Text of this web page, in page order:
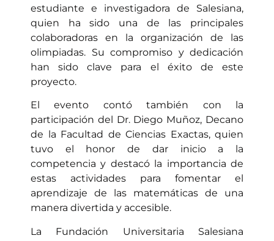
estudiante e investigadora de Salesiana,
quien ha sido una de las principales
colaboradoras en la organización de las
olimpiadas. Su compromiso y dedicación
han sido clave para el éxito de este
proyecto.
El evento contó también con la
participación del Dr. Diego Muñoz, Decano
de la Facultad de Ciencias Exactas, quien
tuvo el honor de dar inicio a la
competencia y destacó la importancia de
estas actividades para fomentar el
aprendizaje de las matemáticas de una
manera divertida y accesible.
La Fundación Universitaria Salesiana